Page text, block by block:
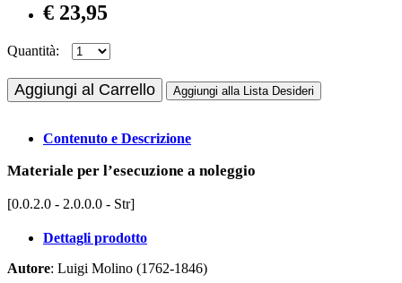
€ 23,95
Quantità:
Aggiungi al Carrello Aggiungi alla Lista Desideri
Contenuto e Descrizione
Materiale per l’esecuzione a noleggio
[0.0.2.0 - 2.0.0.0 - Str]
Dettagli prodotto
Autore: Luigi Molino (1762-1846)